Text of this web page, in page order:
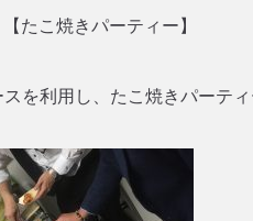
たこ焼きパーティー】
を利用し、たこ焼きパーテ